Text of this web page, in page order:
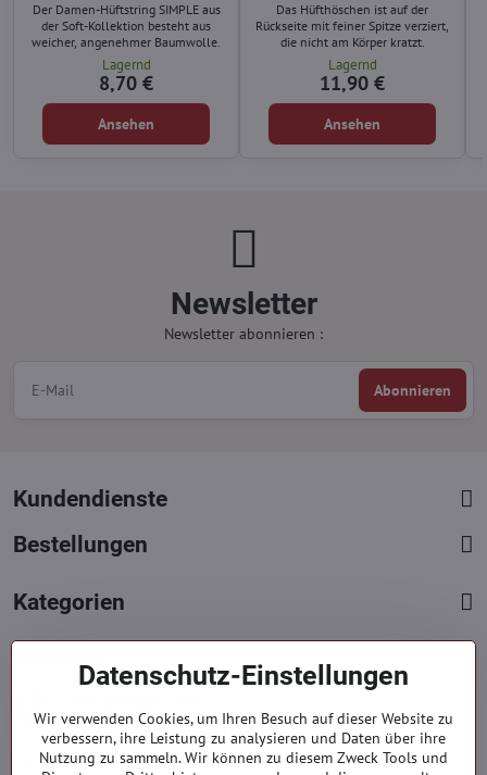
Der Damen-Hüftstring SIMPLE aus
der Soft-Kollektion besteht aus
weicher, angenehmer Baumwolle.
Lagernd
8,70 €
Ansehen
Das Hüfthöschen ist auf der
Rückseite mit feiner Spitze verziert,
die nicht am Körper kratzt.
Lagernd
11,90 €
Ansehen
Newsletter
Newsletter abonnieren :
Abonnieren
Kundendienste
Bestellungen
Kategorien
Kontakte
Mont. - Freit. : 09:00 - 15:00 hod.
info​@everlady​.eu
Datenschutz-Einstellungen
Wir verwenden Cookies, um Ihren Besuch auf dieser Website zu
verbessern, ihre Leistung zu analysieren und Daten über ihre
Nutzung zu sammeln. Wir können zu diesem Zweck Tools und